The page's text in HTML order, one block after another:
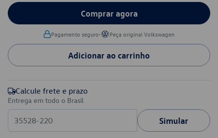
Comprar agora
Pagamento seguro• Peça original Volkswagen
Adicionar ao carrinho
Calcule frete e prazo
Entrega em todo o Brasil
Simular